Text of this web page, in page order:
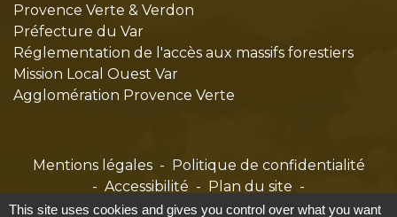
Provence Verte & Verdon
Préfecture du Var
Réglementation de l'accès aux massifs forestiers
Mission Local Ouest Var
Agglomération Provence Verte
Mentions légales - Politique de confidentialité
- Accessibilité - Plan du site -
Gestion des cookies
This site uses cookies and gives you control over what you want